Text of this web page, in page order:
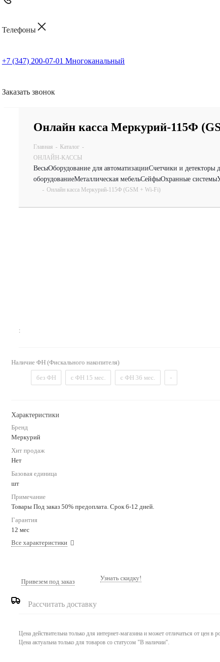
Телефоны
+7 (347) 200-07-01 Многоканальный
Заказать звонок
Онлайн касса Меркурий-115Ф
Главная - Каталог -
ОНЛАЙН-КАССЫ
ВесыОборудование для автоматизацииСчетчики и детекторы
оборудованиеМеталлическая мебельСейфыОхранные системы
- Онлайн касса Меркурий-115Ф (GSM + Wi-Fi)
:
Наличие ФН (Фискального накопителя)
без ФН с ФН 15 мес. с ФН 36 мес. -
Характеристики
Бренд
Меркурий
Хит продаж
Нет
Базовая единица
шт
Примечание
Товары Под заказ 50% предоплата. Срок 6-12 дней.
Гарантия
12 мес
Все характеристики
Привезем под заказ Узнать скидку!
Рассчитать доставку
Цена действительна только для интернет-магазина и может отличаться от цен в
Цена актуальна только для товаров со статусом "В наличии".